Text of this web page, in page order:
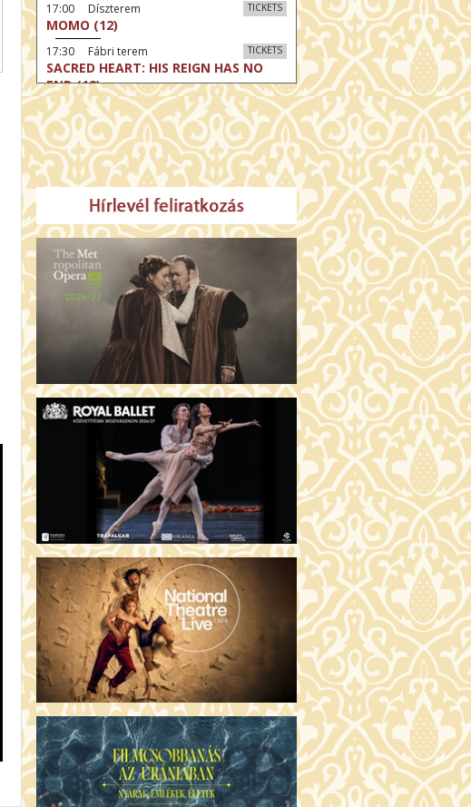
TICKETS
17:00 Díszterem
MOMO (12)
TICKETS
17:30 Fábri terem
SACRED HEART: HIS REIGN HAS NO
END (12)
TICKETS
17:30 Törőcsik Mari terem
CALLE MALAGA (16)
TICKETS
17:30 Csortos terem
MOHÁCS – VILÁGOK HARCA (12)
19:00 Díszterem
THE ODYSSEY (16)
TICKETS
19:30 Csortos terem
THE INVITE (16)
19:30 Fábri terem
BITTER CHRISTMAS (16)
TICKETS
20:00 Törőcsik Mari terem
THE STRANGER (16)